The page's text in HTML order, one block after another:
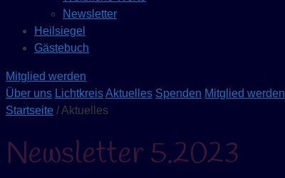
Newsletter
Heilsiegel
Gästebuch
Mitglied werden
Über uns LichtkreisAktuelles Spenden Mitglied werden
Startseite / Aktuelles
Newsletter 5.2023